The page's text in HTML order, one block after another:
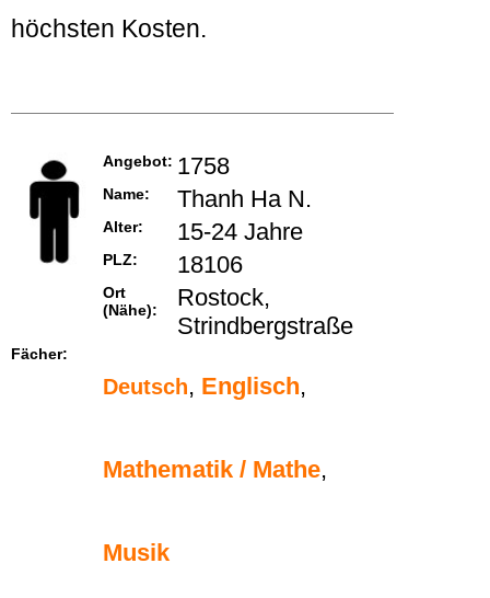
höchsten Kosten.
Angebot: 1758
Name: Thanh Ha N.
Alter: 15-24 Jahre
PLZ: 18106
Ort
(Nähe):
Rostock,
Strindbergstraße
Fächer:
Deutsch, Englisch,
Mathematik / Mathe,
Musik